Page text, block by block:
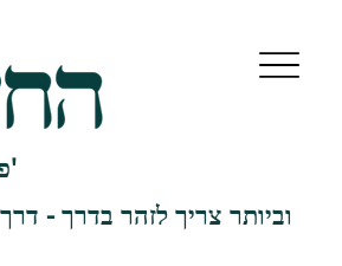
פלא יועץ - אות ד'
וביותר צריך לזהר בדרך -